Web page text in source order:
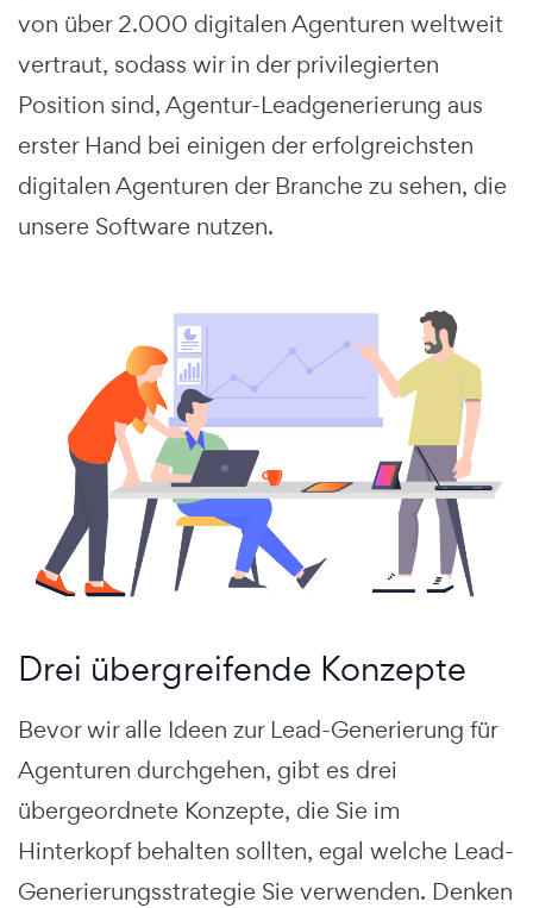
von über 2.000 digitalen Agenturen weltweit
vertraut, sodass wir in der privilegierten
Position sind, Agentur-Leadgenerierung aus
erster Hand bei einigen der erfolgreichsten
digitalen Agenturen der Branche zu sehen, die
unsere Software nutzen.
Drei übergreifende Konzepte
Bevor wir alle Ideen zur Lead-Generierung für
Agenturen durchgehen, gibt es drei
übergeordnete Konzepte, die Sie im
Hinterkopf behalten sollten, egal welche Lead-
Generierungsstrategie Sie verwenden. Denken